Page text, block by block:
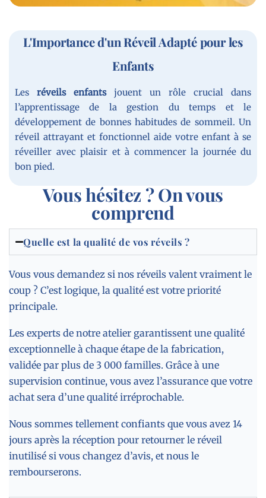
L'Importance d'un Réveil Adapté pour les
Enfants
Les réveils enfantsjouent un rôle crucial dans
l’apprentissage de la gestion du temps et le
développement de bonnes habitudes de sommeil. Un
réveil attrayant et fonctionnel aide votre enfant à se
réveiller avec plaisir et à commencer la journée du
bon pied.
Vous hésitez ? On vous
comprend
Quelle est la qualité de vos réveils ?
Vous vous demandez si nos réveils valent vraiment le
coup ? C’est logique, la qualité est votre priorité
principale.
Les experts de notre atelier garantissent une qualité
exceptionnelle à chaque étape de la fabrication,
validée par plus de 3 000 familles. Grâce à une
supervision continue, vous avez l’assurance que votre
achat sera d’une qualité irréprochable.
Nous sommes tellement confiants que vous avez 14
jours après la réception pour retourner le réveil
inutilisé si vous changez d’avis, et nous le
rembourserons.